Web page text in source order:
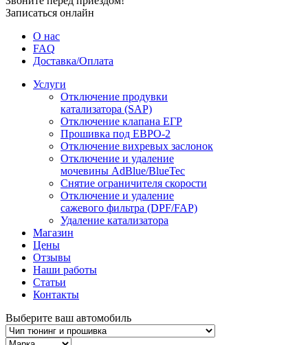
Записаться онлайн
О нас
FAQ
Доставка/Оплата
Услуги
Отключение продувки
катализатора (SAP)
Отключение клапана ЕГР
Прошивка под ЕВРО-2
Отключение вихревых заслонок
Отключение и удаление
мочевины AdBlue/BlueTec
Снятие ограничителя скорости
Отключение и удаление
сажевого фильтра (DPF/FAP)
Удаление катализатора
Магазин
Цены
Отзывы
Наши работы
Статьи
Контакты
Выберите ваш автомобиль